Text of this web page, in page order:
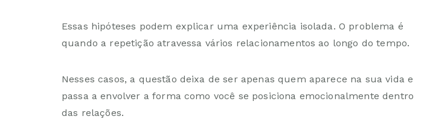
Essas hipóteses podem explicar uma experiência isolada. O problema é
quando a repetição atravessa vários relacionamentos ao longo do tempo.
Nesses casos, a questão deixa de ser apenas quem aparece na sua vida e
passa a envolver a forma como você se posiciona emocionalmente dentro
das relações.